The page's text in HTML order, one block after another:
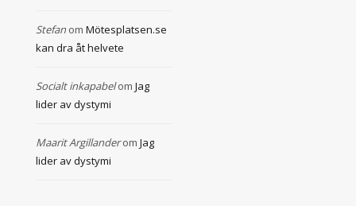
Stefan om Mötesplatsen.se
kan dra åt helvete
Socialt inkapabelom Jag
lider av dystymi
Maarit Argillanderom Jag
lider av dystymi